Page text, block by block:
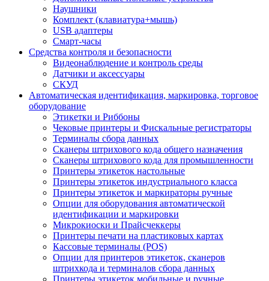
Наушники
Комплект (клавиатура+мышь)
USB адаптеры
Смарт-часы
Средства контроля и безопасности
Видеонаблюдение и контроль среды
Датчики и аксессуары
СКУД
Автоматическая идентификация, маркировка, торговое
оборудование
Этикетки и Риббоны
Чековые принтеры и Фискальные регистраторы
Терминалы сбора данных
Сканеры штрихового кода общего назначения
Сканеры штрихового кода для промышленности
Принтеры этикеток настольные
Принтеры этикеток индустриального класса
Принтеры этикеток и маркираторы ручные
Опции для оборудования автоматической
идентификации и маркировки
Микрокиоски и Прайсчеккеры
Принтеры печати на пластиковых картах
Кассовые терминалы (POS)
Опции для принтеров этикеток, сканеров
штрихкода и терминалов сбора данных